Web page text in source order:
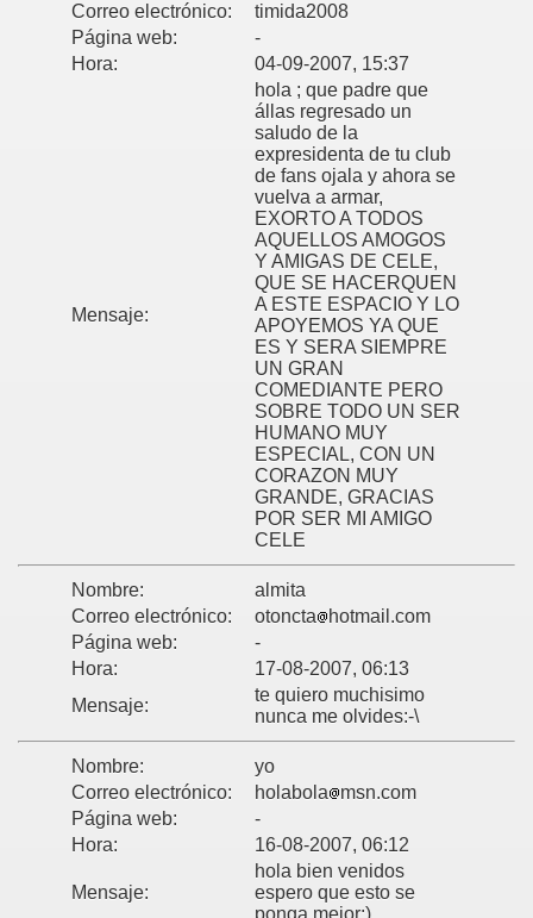
Correo electrónico:
timida2008
Página web:
-
Hora:
04-09-2007, 15:37
Mensaje:
hola ; que padre que
állas regresado un
saludo de la
expresidenta de tu club
de fans ojala y ahora se
vuelva a armar,
EXORTO A TODOS
AQUELLOS AMOGOS
Y AMIGAS DE CELE,
QUE SE HACERQUEN
A ESTE ESPACIO Y LO
APOYEMOS YA QUE
ES Y SERA SIEMPRE
UN GRAN
COMEDIANTE PERO
SOBRE TODO UN SER
HUMANO MUY
ESPECIAL, CON UN
CORAZON MUY
GRANDE, GRACIAS
POR SER MI AMIGO
CELE
Nombre:
almita
Correo electrónico:
otoncta
hotmail.com
Página web:
-
Hora:
17-08-2007, 06:13
Mensaje:
te quiero muchisimo
nunca me olvides:-\
Nombre:
yo
Correo electrónico:
holabola
msn.com
Página web:
-
Hora:
16-08-2007, 06:12
Mensaje:
hola bien venidos
espero que esto se